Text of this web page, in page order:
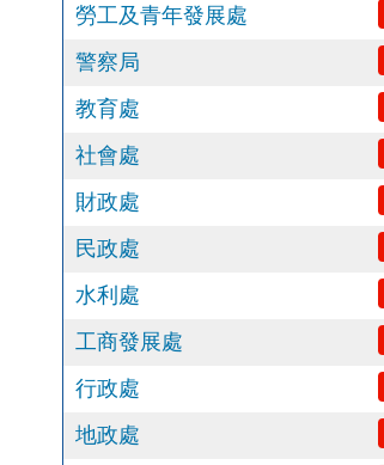
勞工及青年發展處
警察局
教育處
社會處
財政處
民政處
水利處
工商發展處
行政處
地政處